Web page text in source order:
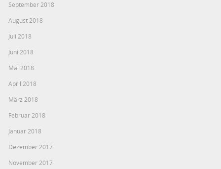
September 2018
August 2018
Juli 2018
Juni 2018
Mai 2018
April 2018
März 2018
Februar 2018
Januar 2018
Dezember 2017
November 2017